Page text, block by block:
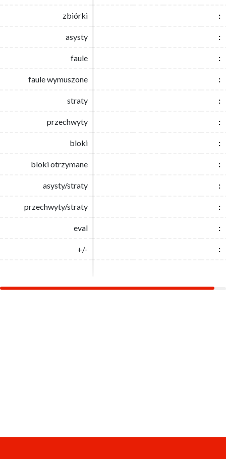
zbiórki :
asysty :
faule :
faule wymuszone :
straty :
przechwyty :
bloki :
bloki otrzymane :
asysty/straty :
przechwyty/straty :
eval :
+/- :
zbiórki :
asysty :
faule :
faule wymuszone :
straty :
przechwyty :
bloki :
bloki otrzymane :
asysty/straty :
przechwyty/straty :
eval :
+/- :